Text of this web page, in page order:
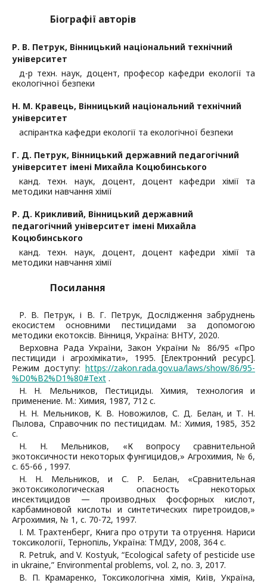
Біографії авторів
Р. В. Петрук, Вінницький національний технічний
університет
д-р техн. наук, доцент, професор кафедри екології та
екологічної безпеки
Н. М. Кравець, Вінницький національний технічний
університет
аспірантка кафедри екології та екологічної безпеки
Г. Д. Петрук, Вінницький державний педагогічний
університет імені Михайла Коцюбинського
канд. техн. наук, доцент, доцент кафедри хімії та
методики навчання хімії
Р. Д. Крикливий, Вінницький державний
педагогічний університет імені Михайла
Коцюбинського
канд. техн. наук, доцент, доцент кафедри хімії та
методики навчання хімії
Посилання
Р. В. Петрук, і В. Г. Петрук, Дослідження забруднень
екосистем основними пестицидами за допомогою
методики екотоксів. Вінниця, Україна: ВНТУ, 2020.
Верховна Рада України, Закон України № 86/95 «Про
пестициди і агрохімікати», 1995. [Електронний ресурс].
Режим доступу: https://zakon.rada.gov.ua/laws/show/86/95-
%D0%B2%D1%80#Text .
Н. Н. Мельников, Пестициды. Химия, технология и
применение. М.: Химия, 1987, 712 с.
Н. Н. Мельников, К. В. Новожилов, С. Д. Белан, и Т. Н.
Пылова, Справочник по пестицидам. М.: Химия, 1985, 352
с.
Н. Н. Мельников, «К вопросу сравнительной
экотоксичности некоторых фунгицидов,» Агрохимия, № 6,
с. 65-66 , 1997.
Н. Н. Мельников, и С. Р. Белан, «Сравнительная
экотоксикологическая опасность некоторых
инсектицидов — производных фосфорных кислот,
карбаминовой кислоты и синтетических пиретроидов,»
Агрохимия, № 1, с. 70-72, 1997.
І. М. Трахтенберг, Книга про отрути та отруєння. Нариси
токсикології, Тернопіль, Україна: ТМДУ, 2008, 364 с.
R. Petruk, and V. Kostyuk, “Ecological safety of pesticide use
in ukraine,” Environmental problems, vol. 2, no. 3, 2017.
В. П. Крамаренко, Токсикологічна хімія, Київ, Україна,